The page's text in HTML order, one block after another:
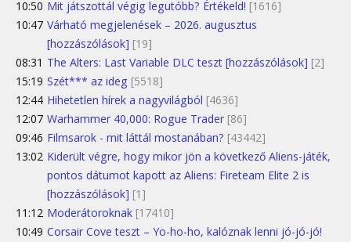
10:50 Mit játszottál végig legutóbb? Értékeld! [1616]
10:47 Várható megjelenések – 2026. augusztus
[hozzászólások] [19]
08:31 The Alters: Last Variable DLC teszt [hozzászólások] [2]
15:19 Szét*** az ideg [5518]
12:44 Hihetetlen hírek a nagyvilágból [4636]
12:07 Warhammer 40,000: Rogue Trader [86]
09:46 Filmsarok - mit láttál mostanában? [43442]
13:02 Kiderült végre, hogy mikor jön a következő Aliens-játék,
pontos dátumot kapott az Aliens: Fireteam Elite 2 is
[hozzászólások] [1]
11:12 Moderátoroknak [17410]
10:49 Corsair Cove teszt – Yo-ho-ho, kalóznak lenni jó-jó-jó!